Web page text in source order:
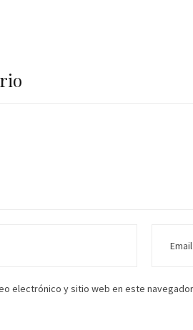
electrónico y sitio web en este